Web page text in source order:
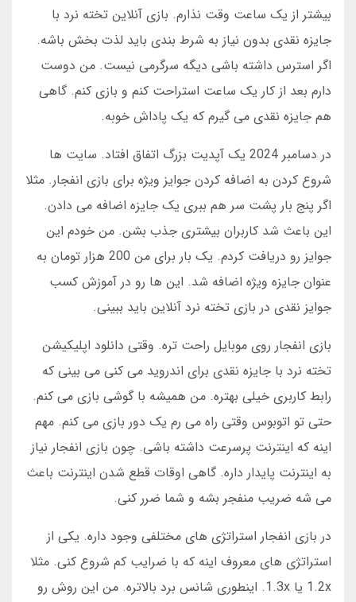
بیشتر از یک ساعت وقت نذارم. بازی آنلاین تخته نرد با
جایزه نقدی بدون نیاز به شرط بندی باید لذت بخش باشه.
اگر استرس داشته باشی دیگه سرگرمی نیست. من دوست
دارم بعد از کار یک ساعت استراحت کنم و بازی کنم. گاهی
هم جایزه نقدی می گیرم که یک پاداش خوبه.
در دسامبر 2024 یک آپدیت بزرگ اتفاق افتاد. سایت ها
شروع کردن به اضافه کردن جوایز ویژه برای بازی انفجار. مثلا
اگر پنج بار پشت سر هم ببری یک جایزه اضافه می دادن.
این باعث شد کاربران بیشتری جذب بشن. من خودم این
جوایز رو دریافت کردم. یک بار برای من 200 هزار تومان به
عنوان جایزه ویژه اضافه شد. این ها رو در آموزش کسب
جوایز نقدی در بازی تخته نرد آنلاین باید ببینی.
بازی انفجار روی موبایل راحت تره. وقتی دانلود اپلیکیشن
تخته نرد با جایزه نقدی برای اندروید می کنی می بینی که
رابط کاربری خیلی بهتره. من همیشه با گوشی بازی می کنم.
حتی تو اتوبوس وقتی راه می رم یک دور بازی می کنم. مهم
اینه که اینترنت پرسرعت داشته باشی. چون بازی انفجار نیاز
به اینترنت پایدار داره. گاهی اوقات قطع شدن اینترنت باعث
می شه ضریب منفجر بشه و شما ضرر کنی.
در بازی انفجار استراتژی های مختلفی وجود داره. یکی از
استراتژی های معروف اینه که با ضرایب کم شروع کنی. مثلا
1.2x یا 1.3x. اینطوری شانس برد بالاتره. من این روش رو